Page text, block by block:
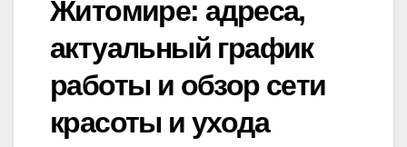
Житомире: адреса,
актуальный график
работы и обзор сети
красоты и ухода